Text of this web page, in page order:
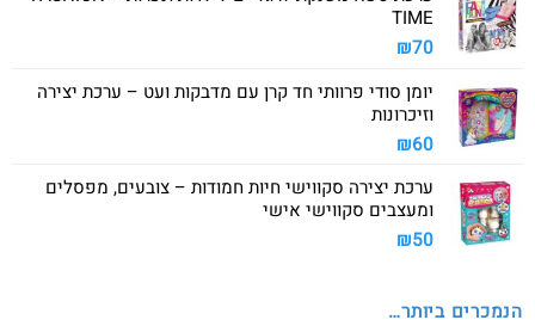
TIME
₪70
יומן סודי פרוותי חד קרן עם מדבקות ועט – ערכת יצירה
וזיכרונות
₪60
ערכת יצירה סקווישי חיות חמודות – צובעים, מפסלים
ומעצבים סקווישי אישי
₪50
הנמכרים ביותר…